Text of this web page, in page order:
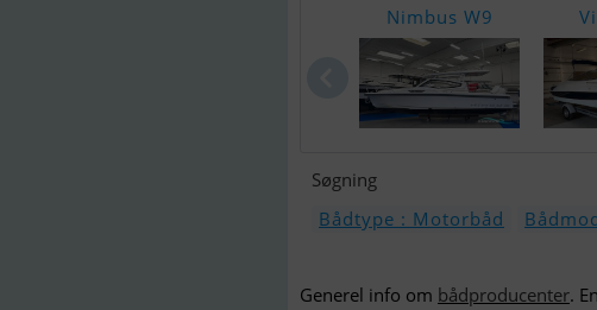
Nimbus W9
Søgning
Bådtype : Motorbåd
Generel info om bådproducenter.